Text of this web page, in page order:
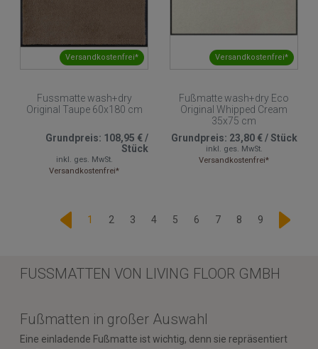
Versandkostenfrei*
Fussmatte wash+dry
Original Taupe 60x180 cm
Grundpreis: 108,95 €/
Stück
inkl. ges. MwSt.
Versandkostenfrei*
Versandkostenfrei*
Fußmatte wash+dry Eco
Original Whipped Cream
35x75 cm
Grundpreis: 23,80 €/Stück
inkl. ges. MwSt.
Versandkostenfrei*
1 2 3 4 5 6 7 8 9
FUSSMATTEN VON LIVING FLOOR GMBH
Fußmatten in großer Auswahl
Eine einladende Fußmatte ist wichtig, denn sie repräsentiert